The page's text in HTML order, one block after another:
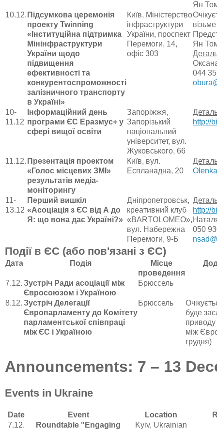
Ян
10.12. Підсумкова церемонія
проекту Twinning
«Інституційна підтримка
Мінінфраструктури
України щодо
підвищення
ефективності та
конкурентоспроможності
залізничного транспорту
в Україні»
Київ, Міністерство
інфраструктури
України, проспект
Перемоги, 14,
офіс 303
Ян
044
10-
11.12
Інформаційний день
програми ЄС Еразмус+ у
сфері вищої освіти
Запоріжжя,
Запорізький
національний
університет, вул.
Жуковського, 66
http://
11.12. Презентація проектом
«Голос місцевих ЗМІ»
результатів медіа-
моніторингу
Київ, вул.
Еспланадна, 20
11-
13.12
Перший вишкіл
«Асоціація з ЄС від А до
Я: що вона дає Україні?»
Дніпропетровськ,
креативний клуб
«BARTOLOMEO»,
вул. Набережна
Перемоги, 9-Б
http://
050
Події в ЄС (або пов'язані з ЄС)
Дата Подія
Місце
проведення
7.12. Зустріч Ради асоціації між
Євросоюзом і Україною
Брюссель
8.12. Зустріч Делегації
Європарламенту до Комітету
парламентської співпраці
між ЄС і Україною
Брюссель
буде
приводу
між
грудня)
Announcements: 7 – 13
Events in Ukraine
Date Event Location
7.12.
Roundtable "Engaging
Kyiv, Ukrainian